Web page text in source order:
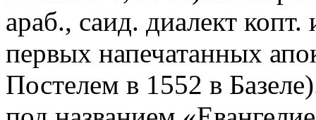
араб., саид. диалект
первых напечатанных
Постелем в 1552 в